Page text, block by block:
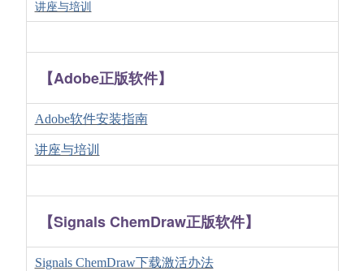
讲座与培训
【Adobe正版软件】
Adobe软件安装指南
讲座与培训
【Signals ChemDraw正版软件】
Signals ChemDraw下载激活办法